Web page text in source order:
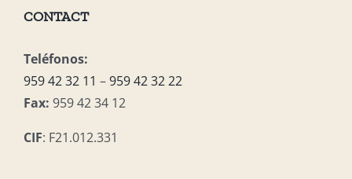
CONTACT
Teléfonos:
959 42 32 11 –959 42 32 22
Fax: 959 42 34 12
CIF: F21.012.331